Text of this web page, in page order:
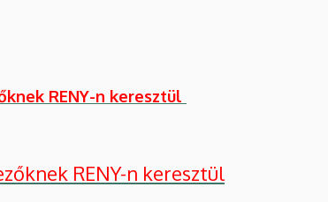
RENY-n keresztül
RENY-n keresztül